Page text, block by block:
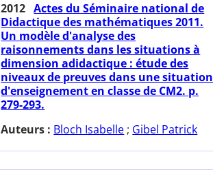
2012 Actes du Séminaire national de
Didactique des mathématiques 2011.
Un modèle d'analyse des
raisonnements dans les situations à
dimension adidactique : étude des
niveaux de preuves dans une situation
d'enseignement en classe de CM2. p.
279-293.
Auteurs : Bloch Isabelle ; Gibel Patrick